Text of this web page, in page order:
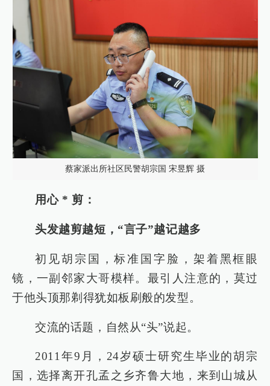
蔡家派出所社区民警胡宗国 宋昱辉 摄
用心 * 剪：
头发越剪越短，“言子”越记越多
初见胡宗国，标准国字脸，架着黑框眼
镜，一副邻家大哥模样。最引人注意的，莫过
于他头顶那剃得犹如板刷般的发型。
交流的话题，自然从“头”说起。
2011年9月，24岁硕士研究生毕业的胡宗
国，选择离开孔孟之乡齐鲁大地，来到山城从